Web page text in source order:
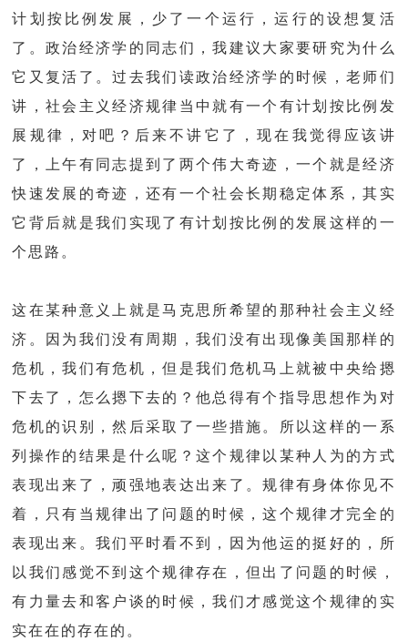
计划按比例发展，少了一个运行，运行的设想复活
了。政治经济学的同志们，我建议大家要研究为什么
它又复活了。过去我们读政治经济学的时候，老师们
讲，社会主义经济规律当中就有一个有计划按比例发
展规律，对吧？后来不讲它了，现在我觉得应该讲
了，上午有同志提到了两个伟大奇迹，一个就是经济
快速发展的奇迹，还有一个社会长期稳定体系，其实
它背后就是我们实现了有计划按比例的发展这样的一
个思路。
这在某种意义上就是马克思所希望的那种社会主义经
济。因为我们没有周期，我们没有出现像美国那样的
危机，我们有危机，但是我们危机马上就被中央给摁
下去了，怎么摁下去的？他总得有个指导思想作为对
危机的识别，然后采取了一些措施。所以这样的一系
列操作的结果是什么呢？这个规律以某种人为的方式
表现出来了，顽强地表达出来了。规律有身体你见不
着，只有当规律出了问题的时候，这个规律才完全的
表现出来。我们平时看不到，因为他运的挺好的，所
以我们感觉不到这个规律存在，但出了问题的时候，
有力量去和客户谈的时候，我们才感觉这个规律的实
实在在的存在的。